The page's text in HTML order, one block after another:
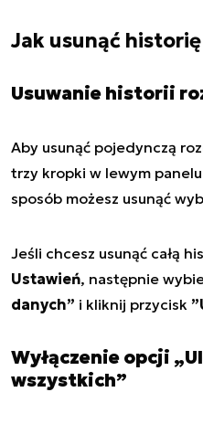
Jak usunąć historię
Usuwanie historii
Aby usunąć pojedynczą
trzy kropki w lewym
sposób możesz usunąć
Jeśli chcesz usunąć całą
Ustawień, następnie
danych” i kliknij przycisk
Wyłączenie opcji
wszystkich”